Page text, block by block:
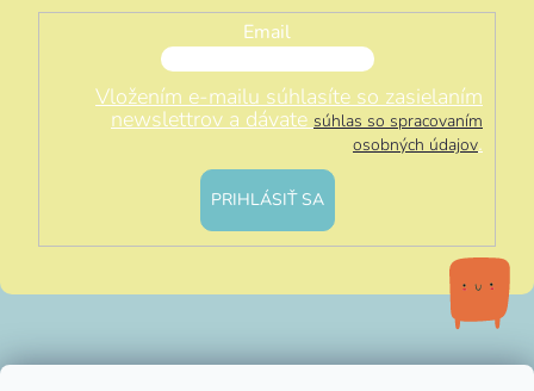
Email
Vložením e-mailu súhlasíte so zasielaním
newslettrov a dávate súhlas so spracovaním
osobných údajov.
PRIHLÁSIŤ SA